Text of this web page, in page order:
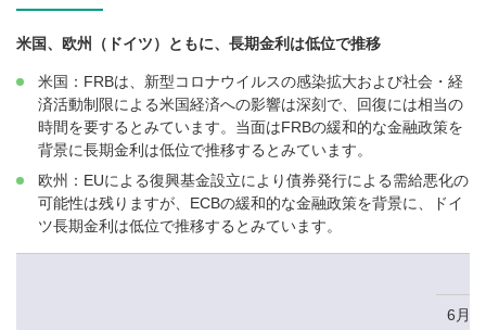
米国、欧州（ドイツ）ともに、長期金利は低位で推移
米国：FRBは、新型コロナウイルスの感染拡大および社会・経
済活動制限による米国経済への影響は深刻で、回復には相当の
時間を要するとみています。当面はFRBの緩和的な金融政策を
背景に長期金利は低位で推移するとみています。
欧州：EUによる復興基金設立により債券発行による需給悪化の
可能性は残りますが、ECBの緩和的な金融政策を背景に、ドイ
ツ長期金利は低位で推移するとみています。
6月5